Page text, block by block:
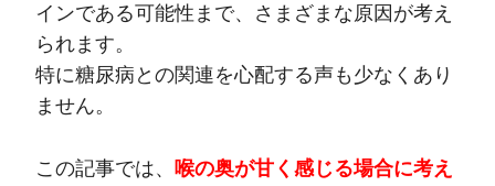
インである可能性まで、さまざまな原因が考え
られます。
特に糖尿病との関連を心配する声も少なくあり
ません。
この記事では、 喉の奥が甘く感じる場合に考え